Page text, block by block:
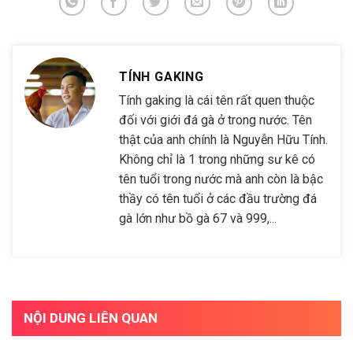
TÍNH GAKING
Tính gaking là cái tên rất quen thuộc
đối với giới đá gà ở trong nước. Tên
thật của anh chính là Nguyễn Hữu Tính.
Không chỉ là 1 trong những sư kê có
tên tuổi trong nước mà anh còn là bậc
thầy có tên tuổi ở các đầu trường đá
gà lớn như bồ gà 67 và 999,...
NỘI DUNG LIÊN QUAN